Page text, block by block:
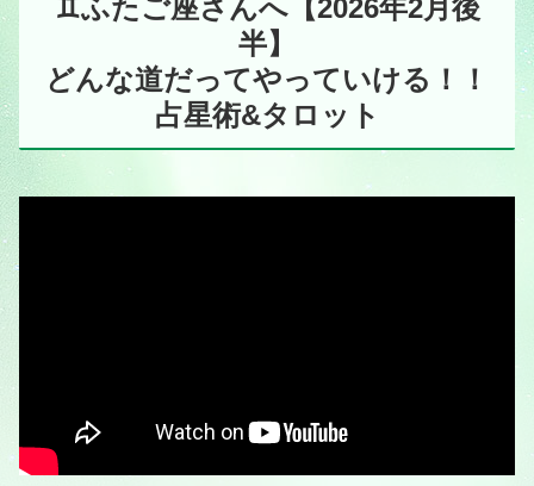
♊️ふたご座さんへ【2026年2月後
半】
どんな道だってやっていける！！
占星術&タロット